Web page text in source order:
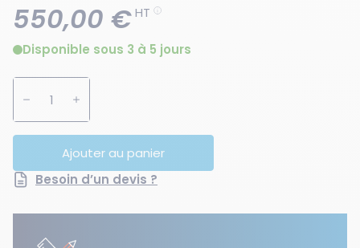
550,00 €HT
Disponible sous 3 à 5 jours
Augmenter la quantité
Ajouter au panier
Besoin d’un devis ?